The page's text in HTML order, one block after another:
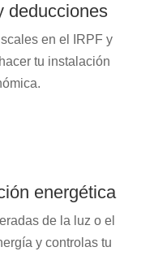
deducciones
en el IRPF y
tu instalación
energética
de la luz o el
y controlas tu